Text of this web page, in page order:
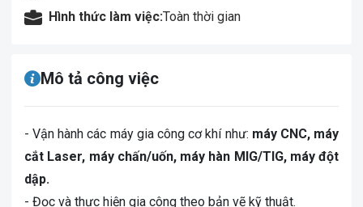
Hình thức làm việc:Toàn thời gian
Mô tả công việc
- Vận hành các máy gia công cơ khí như: máy CNC, máy
cắt Laser, máy chấn/uốn, máy hàn MIG/TIG, máy đột
dập.
- Đọc và thực hiện gia công theo bản vẽ kỹ thuật.